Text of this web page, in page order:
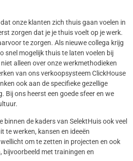
onze klanten zich thuis gaan voelen in
zorgen dat je je thuis voelt op je werk.
te zorgen. Als nieuwe collega krijg
snel mogelijk thuis te laten voelen bij
alleen over onze werkmethodieken
van ons verkoopsysteem ClickHouse
ook aan de specifieke gezellige
Bij ons heerst een goede sfeer en we
binnen de kaders van SelektHuis ook veel
te werken, kansen en ideeën
om te zetten in projecten en ook
bijvoorbeeld met trainingen en